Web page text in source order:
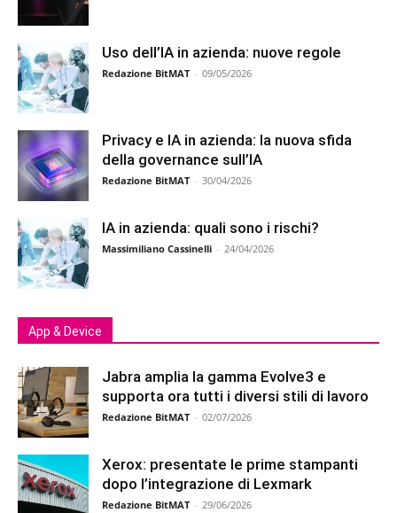
Uso dell’IA in azienda: nuove regole
Redazione BitMAT - 09/05/2026
Privacy e IA in azienda: la nuova sfida
della governance sull’IA
Redazione BitMAT - 30/04/2026
IA in azienda: quali sono i rischi?
Massimiliano Cassinelli - 24/04/2026
App & Device
Jabra amplia la gamma Evolve3 e
supporta ora tutti i diversi stili di lavoro
Redazione BitMAT - 02/07/2026
Xerox: presentate le prime stampanti
dopo l’integrazione di Lexmark
Redazione BitMAT - 29/06/2026